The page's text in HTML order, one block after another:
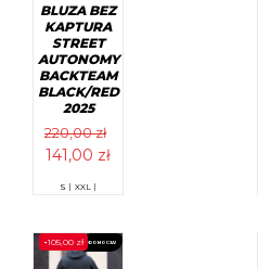
stronie
produktu
BLUZA BEZ
KAPTURA
STREET
AUTONOMY
BACKTEAM
BLACK/RED
2025
220,00zł
Pierwotna
141,00 złAktualna
Ten
wiele
wariantów.
Opcje
S | XXL |
PROMOCJA!
-105,00 zł